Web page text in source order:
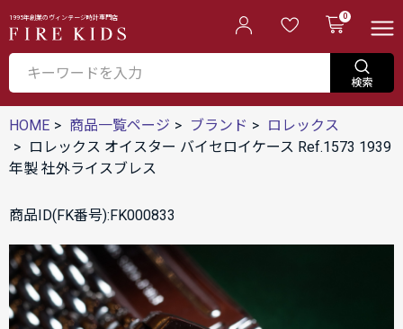
1995年創業のヴィンテージ時計専門店 0
HOME 商品一覧ページ ブランド
ロレックス
ロレックス オイスター バイセロイケース Ref.1573 1939
年製 社外ライスブレス
商品ID(FK番号):FK000833